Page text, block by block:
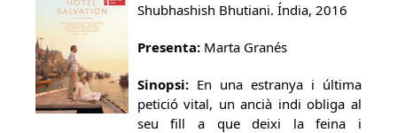
Shubhashish Bhutiani. Índia, 2016
Presenta: Marta Granés
Sinopsi: En una estranya i última
petició vital, un ancià indi obliga al
seu fill a que deixi la feina i